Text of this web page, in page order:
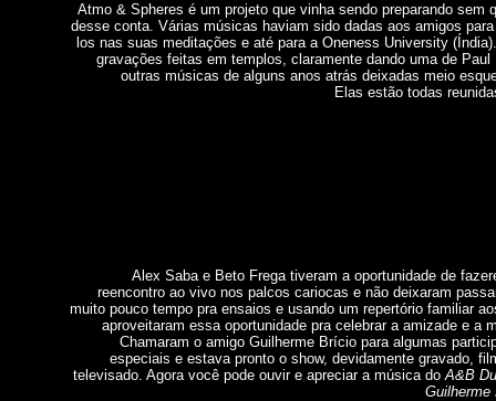
Atmo & Spheres é um projeto que vinha sendo preparando sem
desse conta. Várias músicas haviam sido dadas aos amigos para
los nas suas meditações e até para a Oneness University
gravações feitas em templos, claramente dando uma de Paul
outras músicas de alguns anos atrás deixadas meio
Elas estão todas
Alex Saba e Beto Frega tiveram a oportunidade de
reencontro ao vivo nos palcos cariocas e não deixaram
muito pouco tempo pra ensaios e usando um repertório familiar
aproveitaram essa oportunidade pra celebrar a amizade e a
Chamaram o amigo Guilherme Brício para algumas
especiais e estava pronto o show, devidamente gravado,
televisado. Agora você pode ouvir e apreciar a música doA&B
Guilherme